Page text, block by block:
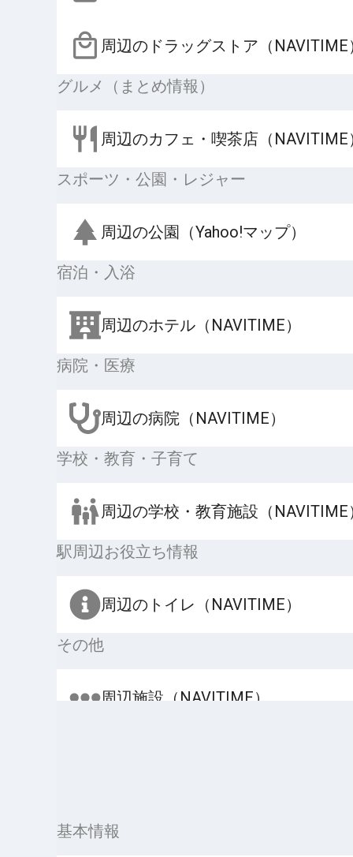
周辺のドラッグストア（NAVITIME
グルメ（まとめ情報）
周辺のカフェ・喫茶店（NAVITIME
スポーツ・公園・レジャー
周辺の公園（Yahoo!マップ）
宿泊・入浴
周辺のホテル（NAVITIME）
病院・医療
周辺の病院（NAVITIME）
学校・教育・子育て
周辺の学校・教育施設（NAVITIME
駅周辺お役立ち情報
周辺のトイレ（NAVITIME）
その他
周辺施設（NAVITIME）
基本情報